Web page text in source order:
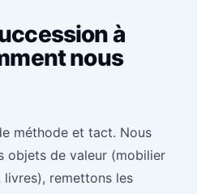
à
nous
méthode et tact. Nous
objets de valeur (mobilier
remettons les